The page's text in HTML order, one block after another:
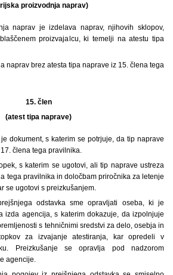
proizvodnja naprav)
naprav je izdelava naprav, njihovih sklopov,
proizvajalcu, ki temelji na atestu tipa
naprav brez atesta tipa naprave iz 15. člena tega
15. člen
(atest tipa naprave)
dokument, s katerim se potrjuje, da tip naprave
člena tega pravilnika.
s katerim se ugotovi, ali tip naprave ustreza
tega pravilnika in določbam priročnika za letenje
se ugotovi s preizkušanjem.
odstavka sme opravljati oseba, ki je
izda agencija, s katerim dokazuje, da izpolnjuje
s tehničnimi sredstvi za delo, osebja in
za izvajanje atestiranja, kar opredeli v
Preizkušanje se opravlja pod nadzorom
agencije.